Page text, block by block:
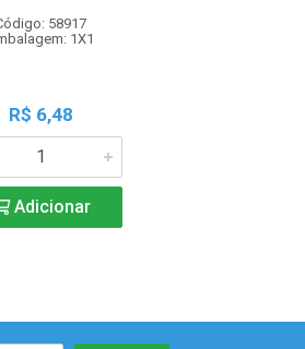
58917
1X1
R$ 6,48
Adicionar